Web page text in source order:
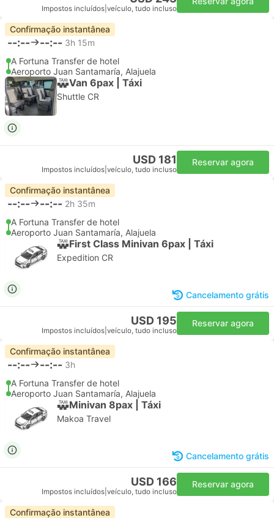
Impostos incluídos veículo, tudo incluso
Confirmação instantânea
--:-- --:-- 3h 15m
A Fortuna Transfer de hotel
Aeroporto Juan Santamaría, Alajuela
Van 6pax | Táxi
Shuttle CR
USD 181
Impostos incluídos veículo, tudo incluso
Reservar agora
Confirmação instantânea
--:-- --:-- 2h 35m
A Fortuna Transfer de hotel
Aeroporto Juan Santamaría, Alajuela
First Class Minivan 6pax | Táxi
Expedition CR
Cancelamento grátis
USD 195
Impostos incluídos veículo, tudo incluso
Reservar agora
Confirmação instantânea
--:-- --:-- 3h
A Fortuna Transfer de hotel
Aeroporto Juan Santamaría, Alajuela
Minivan 8pax | Táxi
Makoa Travel
Cancelamento grátis
USD 166
Impostos incluídos veículo, tudo incluso
Reservar agora
Confirmação instantânea